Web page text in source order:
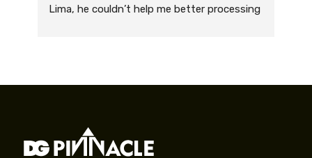
Lima, he couldn’t help me better processing